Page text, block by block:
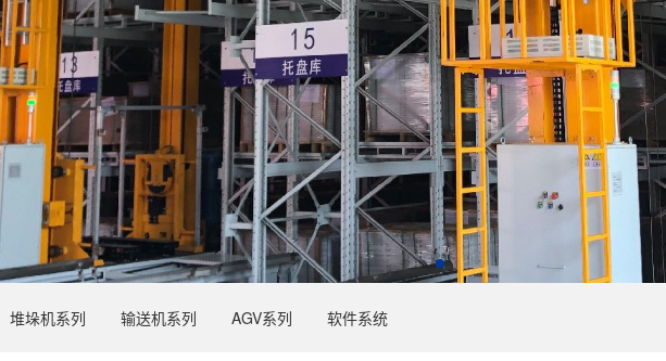
堆垛机系列 输送机系列 AGV系列 软件系统